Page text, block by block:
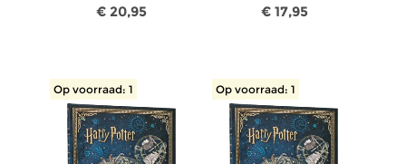
€ 20,95 € 17,95
Op voorraad: 1 Op voorraad: 1